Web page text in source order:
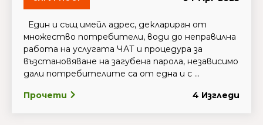
Един и същ имейл адрес, деклариран от
множество потребители, води до неправилна
работа на услугата ЧАТ и процедура за
възстановяване на загубена парола, независимо
дали потребителите са от една и с ...
Прочети 4 Изгледи